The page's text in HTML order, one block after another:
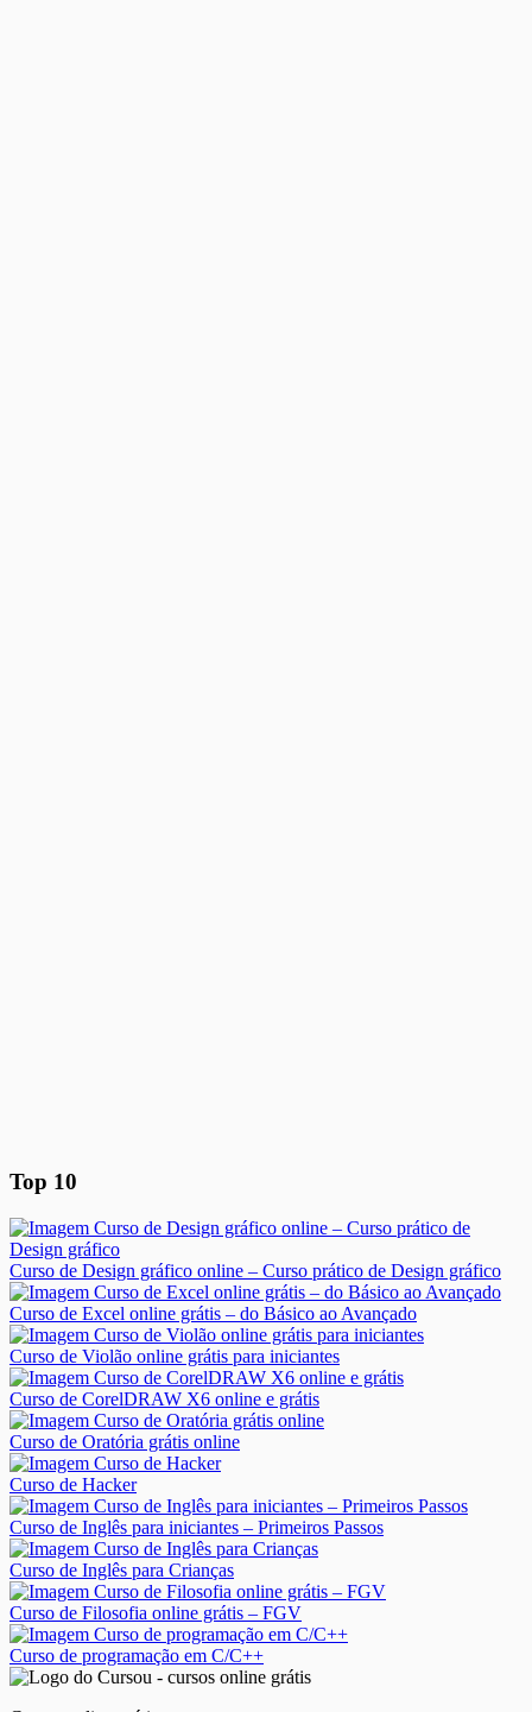
Top 10
Curso de Design gráfico online – Curso prático de Design gráfico
Curso de Excel online grátis – do Básico ao Avançado
Curso de Violão online grátis para iniciantes
Curso de CorelDRAW X6 online e grátis
Curso de Oratória grátis online
Curso de Hacker
Curso de Inglês para iniciantes – Primeiros Passos
Curso de Inglês para Crianças
Curso de Filosofia online grátis – FGV
Curso de programação em C/C++